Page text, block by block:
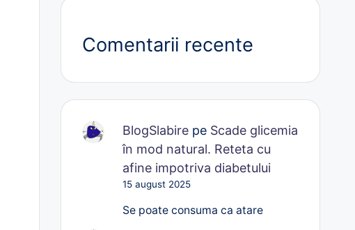
Comentarii recente
BlogSlabire pe Scade glicemia
în mod natural. Reteta cu
afine impotriva diabetului
15 august 2025
Se poate consuma ca atare